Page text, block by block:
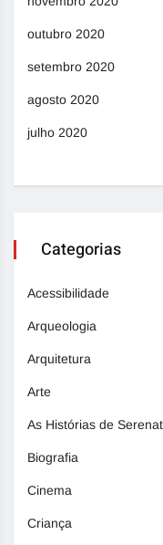
outubro 2020
setembro 2020
agosto 2020
julho 2020
Categorias
Acessibilidade
Arqueologia
Arquitetura
Arte
As Histórias de
Biografia
Cinema
Criança